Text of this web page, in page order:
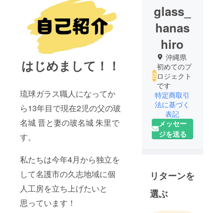
はじめまして！！
琉球ガラス職人になってか
ら13年目で現在2児の父の玻
名城 晋と妻の玻名城 朱里で
す。
私たちは今年4月から独立を
して名護市の久志地域に個
人工房を立ち上げたいと
思っています！
glass_
hanas
hiro
沖縄県
初めてのプ
ロジェクト
です
特定商取引
法に基づく
表記
メッセー
ジを送る
リターンを
選ぶ